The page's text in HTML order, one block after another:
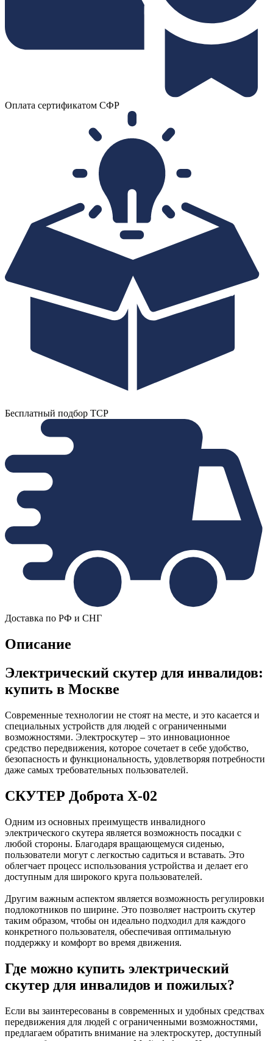
Оплата сертификатом СФР
Бесплатный подбор ТСР
Доставка по РФ и СНГ
Описание
Электрический скутер для инвалидов:
купить в Москве
Современные технологии не стоят на месте, и это касается и
специальных устройств для людей с ограниченными
возможностями. Электроскутер – это инновационное
средство передвижения, которое сочетает в себе удобство,
безопасность и функциональность, удовлетворяя потребности
даже самых требовательных пользователей.
СКУТЕР Доброта Х-02
Одним из основных преимуществ инвалидного
электрического скутера является возможность посадки с
любой стороны. Благодаря вращающемуся сиденью,
пользователи могут с легкостью садиться и вставать. Это
облегчает процесс использования устройства и делает его
доступным для широкого круга пользователей.
Другим важным аспектом является возможность регулировки
подлокотников по ширине. Это позволяет настроить скутер
таким образом, чтобы он идеально подходил для каждого
конкретного пользователя, обеспечивая оптимальную
поддержку и комфорт во время движения.
Где можно купить электрический
скутер для инвалидов и пожилых?
Если вы заинтересованы в современных и удобных средствах
передвижения для людей с ограниченными возможностями,
предлагаем обратить внимание на электроскутер, доступный